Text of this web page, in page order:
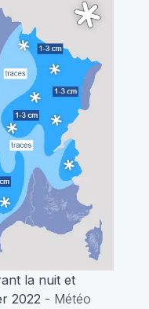
la nuit et
2022 - Météo